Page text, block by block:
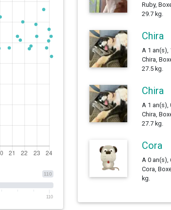
110
110
Ruby,
29.7 kg.
Chira
A 1 an(s),
Chira,
27.5 kg.
Chira
A 1 an(s),
Chira,
27.7 kg.
Cora
A 0 an(s),
Cora,
kg.